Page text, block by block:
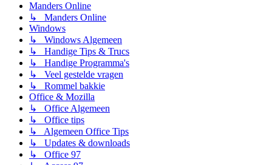
Manders Online
↳ Manders Online
Windows
↳ Windows Algemeen
↳ Handige Tips & Trucs
↳ Handige Programma's
↳ Veel gestelde vragen
↳ Rommel bakkie
Office & Mozilla
↳ Office Algemeen
↳ Office tips
↳ Algemeen Office Tips
↳ Updates & downloads
↳ Office 97